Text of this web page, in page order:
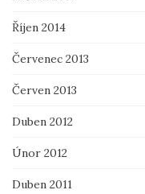
Říjen 2014
Červenec 2013
Červen 2013
Duben 2012
Únor 2012
Duben 2011